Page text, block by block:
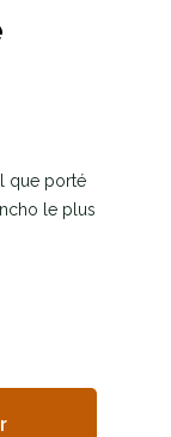
que porté
le plus